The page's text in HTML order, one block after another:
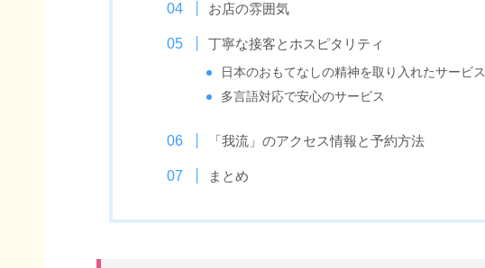
お店の雰囲気
丁寧な接客とホスピタリティ
日本のおもてなしの精神を取り入れたサービス
多言語対応で安心のサービス
「我流」のアクセス情報と予約方法
まとめ